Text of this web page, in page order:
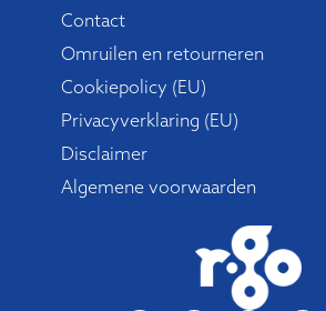
Contact
Omruilen en retourneren
Cookiepolicy (EU)
Privacyverklaring (EU)
Disclaimer
Algemene voorwaarden